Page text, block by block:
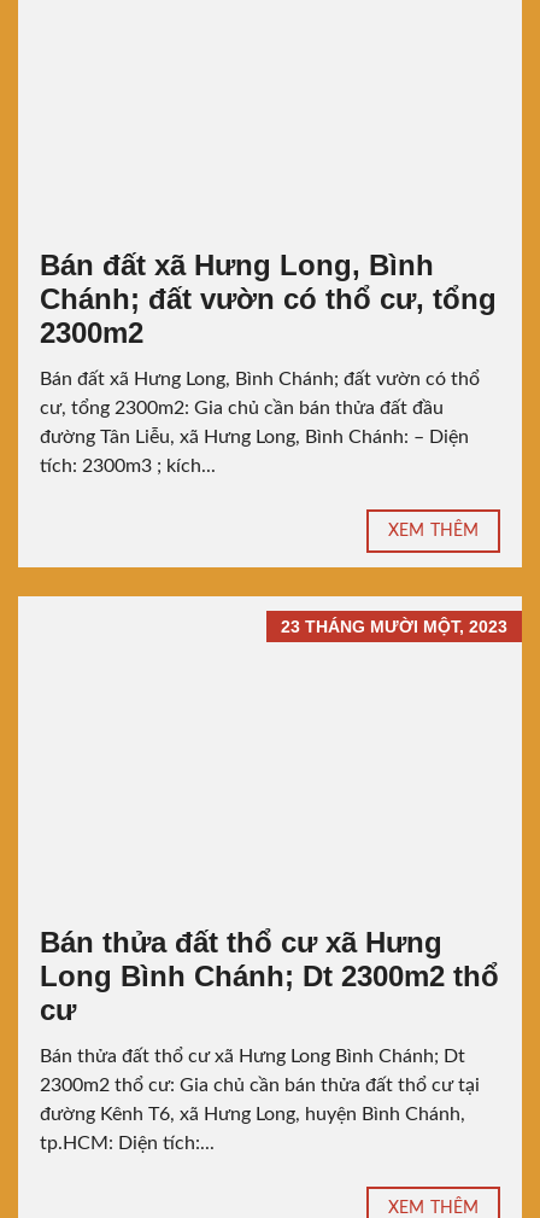
Bán đất xã Hưng Long, Bình
Chánh; đất vườn có thổ cư, tổng
2300m2
Bán đất xã Hưng Long, Bình Chánh; đất vườn có thổ
cư, tổng 2300m2: Gia chủ cần bán thửa đất đầu
đường Tân Liễu, xã Hưng Long, Bình Chánh: – Diện
tích: 2300m3 ; kích...
XEM THÊM
23 THÁNG MƯỜI MỘT, 2023
Bán thửa đất thổ cư xã Hưng
Long Bình Chánh; Dt 2300m2 thổ
cư
Bán thửa đất thổ cư xã Hưng Long Bình Chánh; Dt
2300m2 thổ cư: Gia chủ cần bán thửa đất thổ cư tại
đường Kênh T6, xã Hưng Long, huyện Bình Chánh,
tp.HCM: Diện tích:...
XEM THÊM